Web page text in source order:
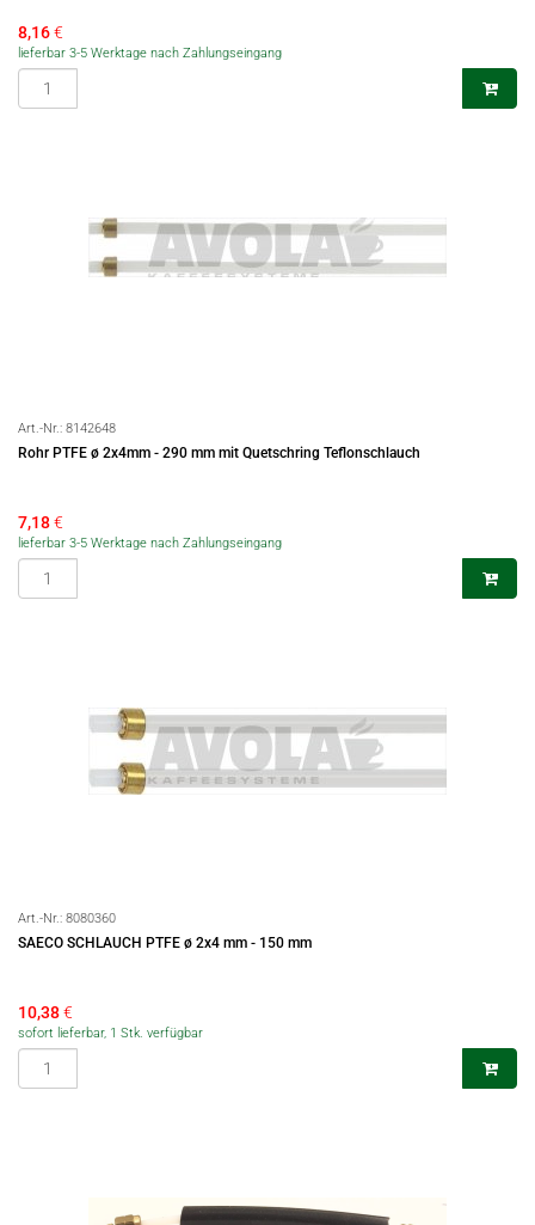
8,16€
lieferbar 3-5 Werktage nach Zahlungseingang
Art.-Nr.: 8142648
Rohr PTFE ø 2x4mm - 290 mm mit Quetschring Teflonschlauch
7,18€
lieferbar 3-5 Werktage nach Zahlungseingang
Art.-Nr.: 8080360
SAECO SCHLAUCH PTFE ø 2x4 mm - 150 mm
10,38€
sofort lieferbar, 1 Stk. verfügbar